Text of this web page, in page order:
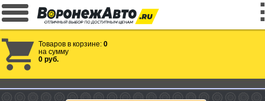
Товаров в корзине: 0
на сумму
0 руб.